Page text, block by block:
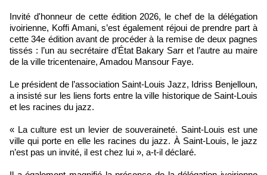
Invité d'honneur de cette édition 2026, le chef de la délégation
ivoirienne, Koffi Amani, s’est également réjoui de prendre part à
cette 34e édition avant de procéder à la remise de deux pagnes
tissés : l’un au secrétaire d’État Bakary Sarr et l’autre au maire
de la ville tricentenaire, Amadou Mansour Faye.
Le président de l’association Saint-Louis Jazz, Idriss Benjelloun,
a insisté sur les liens forts entre la ville historique de Saint-Louis
et les racines du jazz.
« La culture est un levier de souveraineté. Saint-Louis est une
ville qui porte en elle les racines du jazz. À Saint-Louis, le jazz
n’est pas un invité, il est chez lui », a-t-il déclaré.